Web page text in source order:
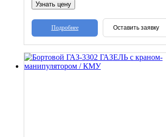
Узнать цену
Подробнее Оставить заявку